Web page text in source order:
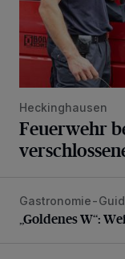
Heckinghausen
Feuerwehr
„Goldenes W“:
Gastronomie-
„Goldenes W“: